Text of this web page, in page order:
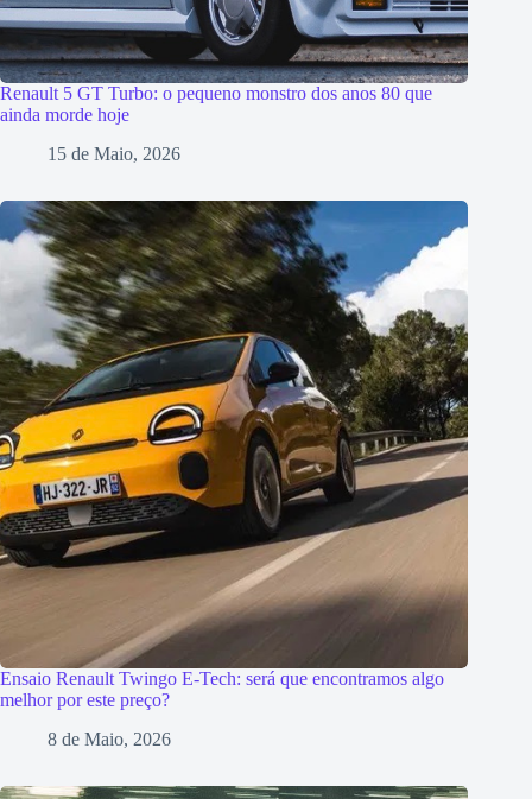
Renault 5 GT Turbo: o pequeno monstro dos anos 80 que
ainda morde hoje
15 de Maio, 2026
Ensaio Renault Twingo E-Tech: será que encontramos algo
melhor por este preço?
8 de Maio, 2026